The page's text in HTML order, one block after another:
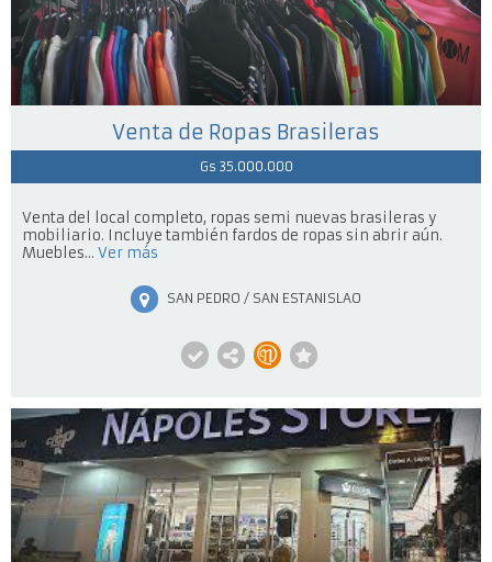
Venta de Ropas Brasileras
Gs 35.000.000
Venta del local completo, ropas semi nuevas brasileras y
mobiliario. Incluye también fardos de ropas sin abrir aún.
Muebles... Ver más
SAN PEDRO / SAN ESTANISLAO